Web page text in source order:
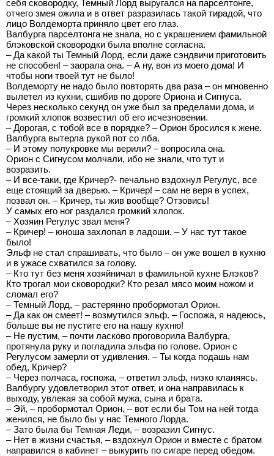
себя сковородку, Темный Лорд выругался на парселтонге,
отчего змея ожила и в ответ разразилась такой тирадой, что
лицо Волдеморта приняло цвет его глаз.
Валбурга парселтонга не знала, но с украшением фамильной
блэковской сковородки была вполне согласна.
– Да какой ты Темный Лорд, если даже сэндвичи приготовить
не способен! – заорала она. – А ну, вон из моего дома! И
чтобы ноги твоей тут не было!
Волдеморту не надо было повторять два раза – он мгновенно
вылетел из кухни, сшибив по дороге Ориона и Сигнуса.
Через несколько секунд он уже был за пределами дома, и
громкий хлопок возвестил об его исчезновении.
– Дорогая, с тобой все в порядке? – Орион бросился к жене.
Валбурга вытерла рукой пот со лба.
– И этому полукровке мы верили? – вопросила она.
Орион с Сигнусом молчали, ибо не знали, что тут и
возразить.
– И все-таки, где Кричер?- печально вздохнул Регулус, все
еще стоящий за дверью. – Кричер! – сам не веря в успех,
позвал он. – Кричер, ты жив вообще? Отзовись!
У самых его ног раздался громкий хлопок.
– Хозяин Регулус звал меня?
– Кричер! – юноша захлопал в ладоши. – У нас тут такое
было!
Эльф не стал спрашивать, что было – он уже вошел в кухню
и в ужасе схватился за голову.
– Кто тут без меня хозяйничал в фамильной кухне Блэков?
Кто трогал мои сковородки? Кто резал мясо моим ножом и
сломал его?
– Темный Лорд, – растерянно пробормотал Орион.
– Да как он смеет! – возмутился эльф. – Госпожа, я надеюсь,
больше вы не пустите его на нашу кухню!
– Не пустим, – почти ласково проговорила Валбурга,
протянула руку и погладила эльфа по голове. Орион с
Регулусом замерли от удивления. – Ты когда подашь нам
обед, Кричер?
– Через полчаса, госпожа, – ответил эльф, низко кланяясь.
Валбургу удовлетворил этот ответ, и она направилась к
выходу, увлекая за собой мужа, сына и брата.
– Эй, – пробормотал Орион, – вот если бы Том на ней тогда
женился, не было бы у нас Темного Лорда.
– Зато была бы Темная Леди, – возразил Сигнус.
– Нет в жизни счастья, – вздохнул Орион и вместе с братом
направился в кабинет – выкурить по сигаре перед обедом.